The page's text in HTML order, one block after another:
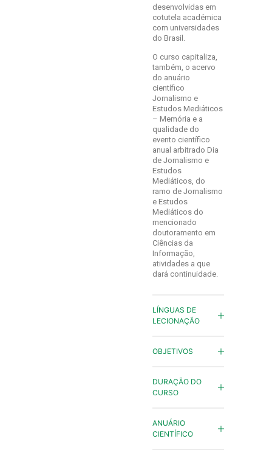
desenvolvidas em
cotutela académica
com universidades
do Brasil.
O curso capitaliza,
também, o acervo
do anuário
científico
Jornalismo e
Estudos Mediáticos
– Memória e a
qualidade do
evento científico
anual arbitrado Dia
de Jornalismo e
Estudos
Mediáticos, do
ramo de Jornalismo
e Estudos
Mediáticos do
mencionado
doutoramento em
Ciências da
Informação,
atividades a que
dará continuidade.
LÍNGUAS DE
LECIONAÇÃO
OBJETIVOS
DURAÇÃO DO
CURSO
ANUÁRIO
CIENTÍFICO